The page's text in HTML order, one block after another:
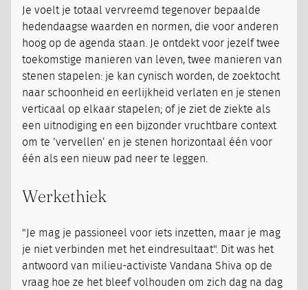
Je voelt je totaal vervreemd tegenover bepaalde
hedendaagse waarden en normen, die voor anderen
hoog op de agenda staan. Je ontdekt voor jezelf twee
toekomstige manieren van leven, twee manieren van
stenen stapelen: je kan cynisch worden, de zoektocht
naar schoonheid en eerlijkheid verlaten en je stenen
verticaal op elkaar stapelen; of je ziet de ziekte als
een uitnodiging en een bijzonder vruchtbare context
om te ‘vervellen’ en je stenen horizontaal één voor
één als een nieuw pad neer te leggen.
Werkethiek
"Je mag je passioneel voor iets inzetten, maar je mag
je niet verbinden met het eindresultaat". Dit was het
antwoord van milieu-activiste Vandana Shiva op de
vraag hoe ze het bleef volhouden om zich dag na dag